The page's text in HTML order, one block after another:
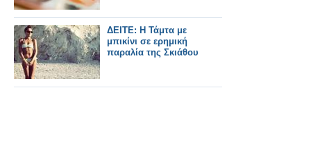
ΔΕΙΤΕ: Η Τάμτα με
μπικίνι σε ερημική
παραλία της Σκιάθου